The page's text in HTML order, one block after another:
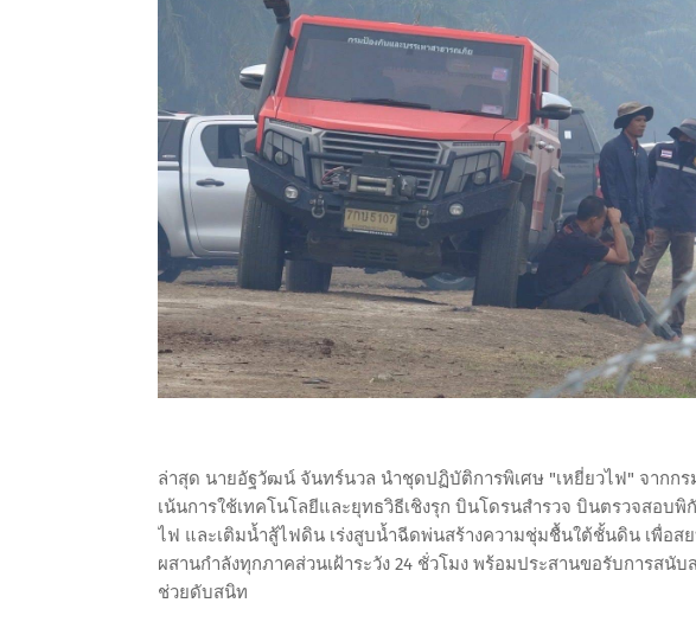
ล่าสุด นายอัฐวัฒน์ จันทร์นวล นำชุดปฏิบัติการพิเศษ "เหยี่ยวไฟ" จากก
เน้นการใช้เทคโนโลยีและยุทธวิธีเชิงรุก บินโดรนสำรวจ บินตรวจสอบ
ไฟ และเติมน้ำสู้ไฟดิน เร่งสูบน้ำฉีดพ่นสร้างความชุ่มชื้นใต้ชั้นดิน เพื่อ
ผสานกำลังทุกภาคส่วนเฝ้าระวัง 24 ชั่วโมง พร้อมประสานขอรับการสนั
ช่วยดับสนิท